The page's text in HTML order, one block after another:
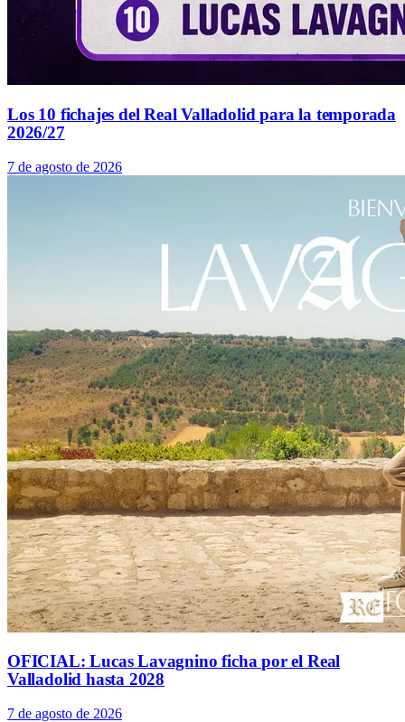
Los 10 fichajes del Real Valladolid para la temporada
2026/27
7 de agosto de 2026
OFICIAL: Lucas Lavagnino ficha por el Real
Valladolid hasta 2028
7 de agosto de 2026